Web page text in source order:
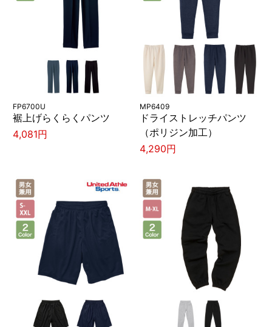
FP6700U
裾上げらくらくパンツ
4,081円
MP6409
ドライストレッチパンツ
（ポリジン加工）
4,290円